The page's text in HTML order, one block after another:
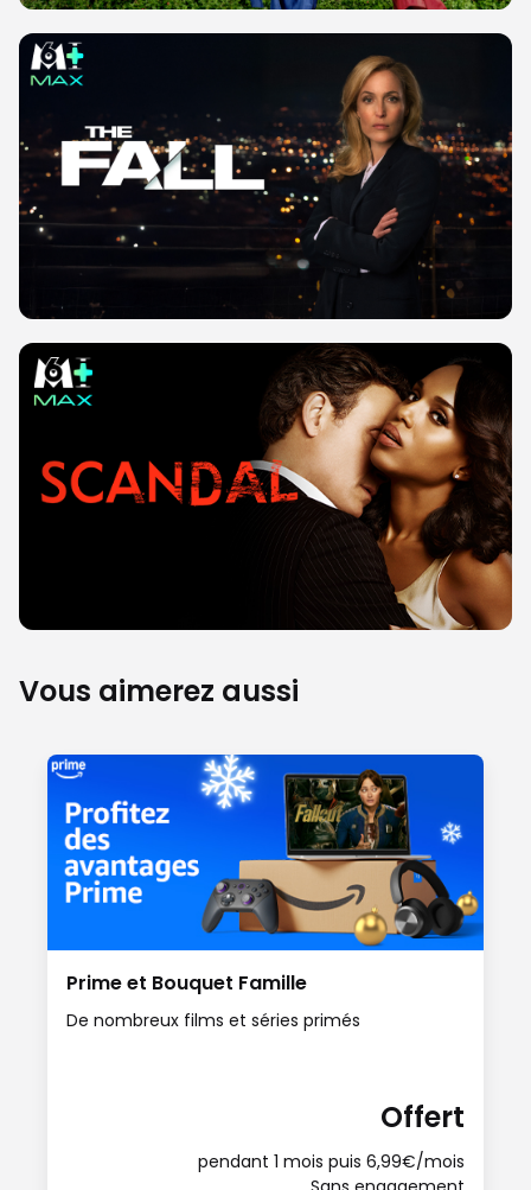
Vous aimerez aussi
Prime et Bouquet Famille
De nombreux films et séries primés
Offert
pendant 1 mois puis 6,99€/mois